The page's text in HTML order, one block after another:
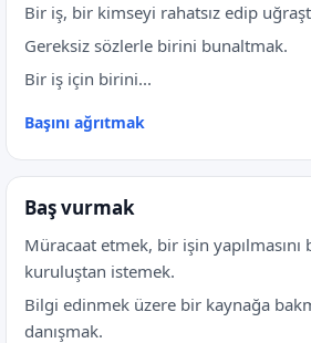
Bir iş, bir kimseyi rahatsız edip
Gereksiz sözlerle birini bunaltmak.
Bir iş için birini...
Başını ağrıtmak
Baş vurmak
Müracaat etmek, bir işin
kuruluştan istemek.
Bilgi edinmek üzere bir kaynağa
danışmak.